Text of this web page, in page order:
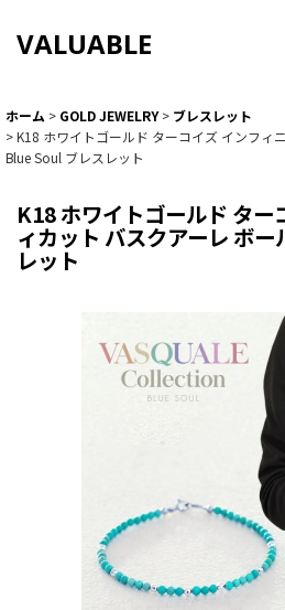
VALUABLE
ホーム > GOLD JEWELRY > ブレスレット
>K18 ホワイトゴールド ターコイズ インフィ
Blue Soul ブレスレット
K18 ホワイトゴールド ター
ィカット バスクアーレ ボ
レット